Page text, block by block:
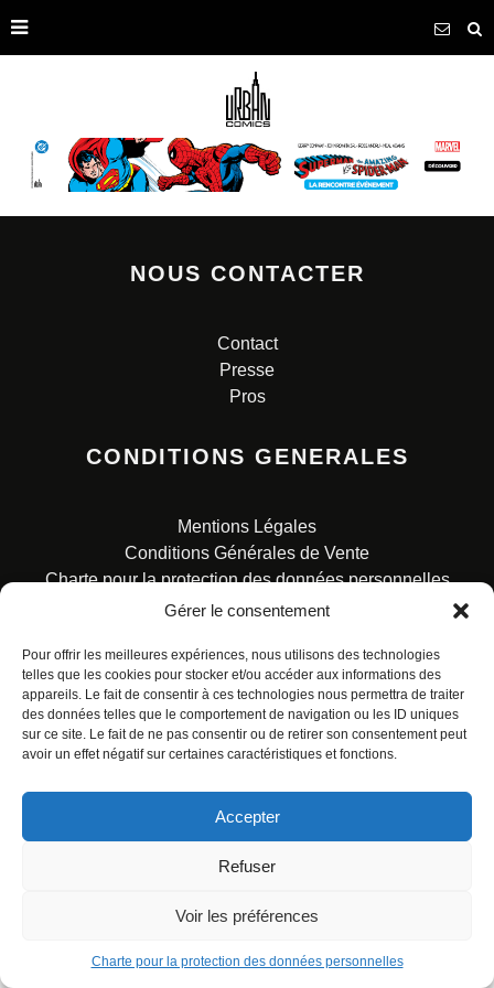
Gérer le consentement
Pour offrir les meilleures expériences, nous utilisons des technologies
telles que les cookies pour stocker et/ou accéder aux informations des
appareils. Le fait de consentir à ces technologies nous permettra de traiter
des données telles que le comportement de navigation ou les ID uniques
sur ce site. Le fait de ne pas consentir ou de retirer son consentement peut
avoir un effet négatif sur certaines caractéristiques et fonctions.
Accepter
Refuser
Voir les préférences
Charte pour la protection des données personnelles
NOUS CONTACTER
Contact
Presse
Pros
CONDITIONS GENERALES
Mentions Légales
Conditions Générales de Vente
Charte pour la protection des données personnelles
© ALL RIGHTS RESERVED. URBAN COMICS POUR LES
ÉDITIONS FRANÇAISES.